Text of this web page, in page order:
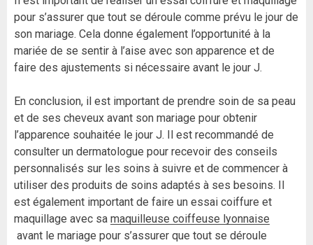
pour s’assurer que tout se déroule comme prévu le jour de
son mariage. Cela donne également l’opportunité à la
mariée de se sentir à l’aise avec son apparence et de
faire des ajustements si nécessaire avant le jour J.
En conclusion, il est important de prendre soin de sa peau
et de ses cheveux avant son mariage pour obtenir
l’apparence souhaitée le jour J. Il est recommandé de
consulter un dermatologue pour recevoir des conseils
personnalisés sur les soins à suivre et de commencer à
utiliser des produits de soins adaptés à ses besoins. Il
est également important de faire un essai coiffure et
maquillage avec sa maquilleuse coiffeuse lyonnaise
avant le mariage pour s’assurer que tout se déroule